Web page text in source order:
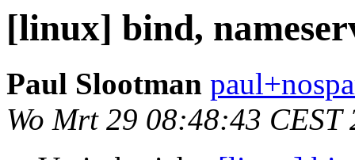
[linux] bind,
Paul Slootman
Wo Mrt 29 08:48:43 CEST